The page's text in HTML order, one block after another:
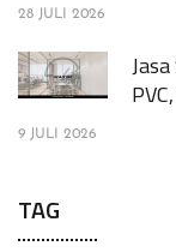
28 JULI 2026
9 JULI 2026
TAG